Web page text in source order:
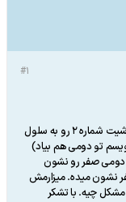
#1
یه مشکلی خوردم لطفا راهنمایی کنید. من سلول a1 در شیت شماره 2 رو به سلول
بنویسم تو دومی هم بیاد)
دومی صفر رو نشون
نشون میده. میزارمش
چیه. با تشکر